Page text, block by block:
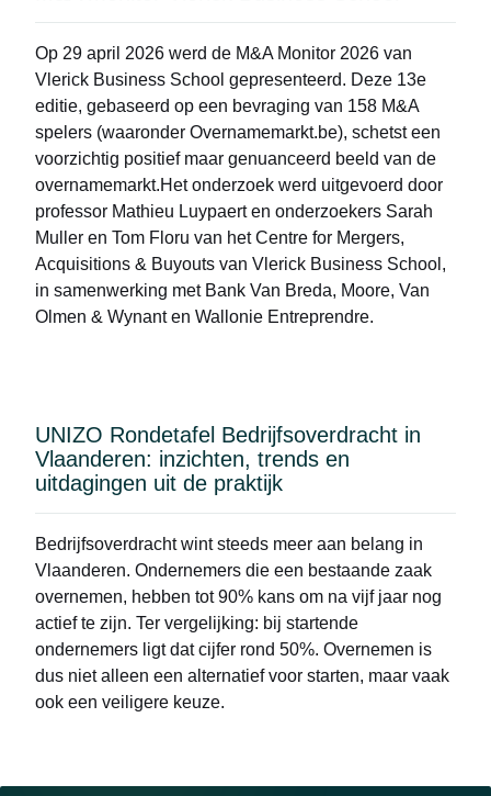
Op 29 april 2026 werd de M&A Monitor 2026 van
Vlerick Business School gepresenteerd. Deze 13e
editie, gebaseerd op een bevraging van 158 M&A
spelers (waaronder Overnamemarkt.be), schetst een
voorzichtig positief maar genuanceerd beeld van de
overnamemarkt.Het onderzoek werd uitgevoerd door
professor Mathieu Luypaert en onderzoekers Sarah
Muller en Tom Floru van het Centre for Mergers,
Acquisitions & Buyouts van Vlerick Business School,
in samenwerking met Bank Van Breda, Moore, Van
Olmen & Wynant en Wallonie Entreprendre.
UNIZO Rondetafel Bedrijfsoverdracht in
Vlaanderen: inzichten, trends en
uitdagingen uit de praktijk
Bedrijfsoverdracht wint steeds meer aan belang in
Vlaanderen. Ondernemers die een bestaande zaak
overnemen, hebben tot 90% kans om na vijf jaar nog
actief te zijn. Ter vergelijking: bij startende
ondernemers ligt dat cijfer rond 50%. Overnemen is
dus niet alleen een alternatief voor starten, maar vaak
ook een veiligere keuze.